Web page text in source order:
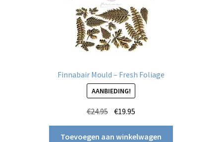
Finnabair Mould – Fresh Foliage
AANBIEDING!
€24.95 Oorspronkelijke
was:
€19.95
is:
Toevoegen aan winkelwagen